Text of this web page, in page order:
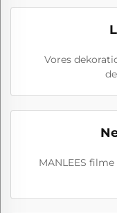
Vores
MANLEES